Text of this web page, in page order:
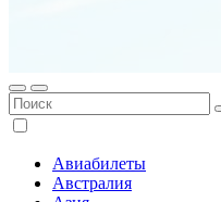
Авиабилеты
Австралия